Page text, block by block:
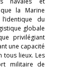
la Marine
du
globale
privilégiant
une capacité
tous lieux. Les
militaire de